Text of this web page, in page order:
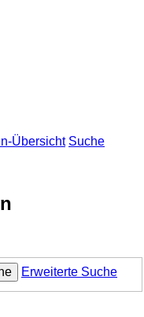
Übersicht Suche
Erweiterte Suche